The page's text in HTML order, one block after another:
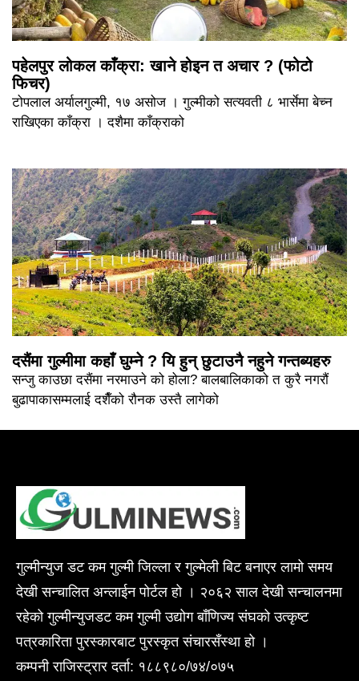
पहेलपुर लोकल काँक्रा: खाने होइन त अचार ? (फोटो
फिचर)
टोपलाल अर्यालगुल्मी, १७ असोज । गुल्मीको सत्यवती ८ भार्सेमा बेच्न
राखिएका काँक्रा । दशैमा काँक्राको
दसैंमा गुल्मीमा कहाँ घुम्ने ? यि हुन् छुटाउनै नहुने गन्तब्यहरु
सन्जु काउछा दसैंमा नरमाउने को होला? बालबालिकाको त कुरै नगरौं
बुढापाकासम्मलाई दशैँको रौनक उस्तै लागेको
गुल्मीन्युज डट कम गुल्मी जिल्ला र गुल्मेली बिट बनाएर लामो समय
देखी सन्चालित अन्लाईन पोर्टल हो । २०६२ साल देखी सन्चालनमा
रहेको गुल्मीन्युजडट कम गुल्मी उद्योग बाँणिज्य संघको उत्कृष्ट
पत्रकारिता पुरस्कारबाट पुरस्कृत संचारसँस्था हो ।
कम्पनी राजिस्ट्रार दर्ता: १८८९८०/७४/०७५